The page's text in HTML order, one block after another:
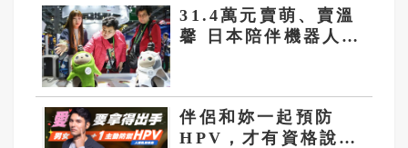
31.4萬元賣萌、賣溫
馨 日本陪伴機器人進
伴侶和妳一起預防
HPV，才有資格說愛